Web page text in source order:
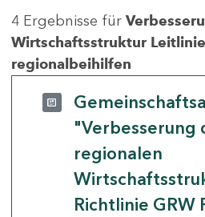
4 Ergebnisse für
Wirtschaftsstruktur
regionalbeihilfen
"Verbesserung
regionalen
Richtlinie GRW